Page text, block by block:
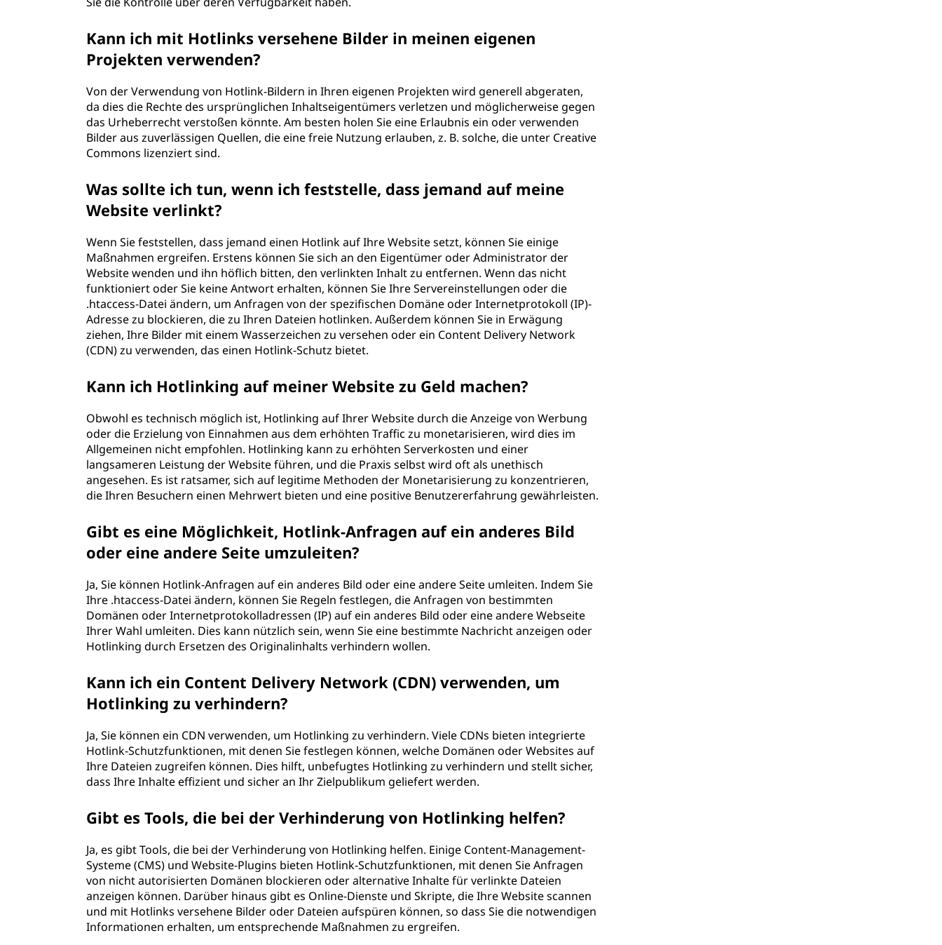
Kann ich mit Hotlinks versehene Bilder in meinen eigenen
Projekten verwenden?
Von der Verwendung von Hotlink-Bildern in Ihren eigenen Projekten wird generell abgeraten,
da dies die Rechte des ursprünglichen Inhaltseigentümers verletzen und möglicherweise gegen
das Urheberrecht verstoßen könnte. Am besten holen Sie eine Erlaubnis ein oder verwenden
Bilder aus zuverlässigen Quellen, die eine freie Nutzung erlauben, z. B. solche, die unter Creative
Commons lizenziert sind.
Was sollte ich tun, wenn ich feststelle, dass jemand auf meine
Website verlinkt?
Wenn Sie feststellen, dass jemand einen Hotlink auf Ihre Website setzt, können Sie einige
Maßnahmen ergreifen. Erstens können Sie sich an den Eigentümer oder Administrator der
Website wenden und ihn höflich bitten, den verlinkten Inhalt zu entfernen. Wenn das nicht
funktioniert oder Sie keine Antwort erhalten, können Sie Ihre Servereinstellungen oder die
.htaccess-Datei ändern, um Anfragen von der spezifischen Domäne oder Internetprotokoll (IP)-
Adresse zu blockieren, die zu Ihren Dateien hotlinken. Außerdem können Sie in Erwägung
ziehen, Ihre Bilder mit einem Wasserzeichen zu versehen oder ein Content Delivery Network
(CDN) zu verwenden, das einen Hotlink-Schutz bietet.
Kann ich Hotlinking auf meiner Website zu Geld machen?
Obwohl es technisch möglich ist, Hotlinking auf Ihrer Website durch die Anzeige von Werbung
oder die Erzielung von Einnahmen aus dem erhöhten Traffic zu monetarisieren, wird dies im
Allgemeinen nicht empfohlen. Hotlinking kann zu erhöhten Serverkosten und einer
langsameren Leistung der Website führen, und die Praxis selbst wird oft als unethisch
angesehen. Es ist ratsamer, sich auf legitime Methoden der Monetarisierung zu konzentrieren,
die Ihren Besuchern einen Mehrwert bieten und eine positive Benutzererfahrung gewährleisten.
Gibt es eine Möglichkeit, Hotlink-Anfragen auf ein anderes Bild
oder eine andere Seite umzuleiten?
Ja, Sie können Hotlink-Anfragen auf ein anderes Bild oder eine andere Seite umleiten. Indem Sie
Ihre .htaccess-Datei ändern, können Sie Regeln festlegen, die Anfragen von bestimmten
Domänen oder Internetprotokolladressen (IP) auf ein anderes Bild oder eine andere Webseite
Ihrer Wahl umleiten. Dies kann nützlich sein, wenn Sie eine bestimmte Nachricht anzeigen oder
Hotlinking durch Ersetzen des Originalinhalts verhindern wollen.
Kann ich ein Content Delivery Network (CDN) verwenden, um
Hotlinking zu verhindern?
Ja, Sie können ein CDN verwenden, um Hotlinking zu verhindern. Viele CDNs bieten integrierte
Hotlink-Schutzfunktionen, mit denen Sie festlegen können, welche Domänen oder Websites auf
Ihre Dateien zugreifen können. Dies hilft, unbefugtes Hotlinking zu verhindern und stellt sicher,
dass Ihre Inhalte effizient und sicher an Ihr Zielpublikum geliefert werden.
Gibt es Tools, die bei der Verhinderung von Hotlinking helfen?
Ja, es gibt Tools, die bei der Verhinderung von Hotlinking helfen. Einige Content-Management-
Systeme (CMS) und Website-Plugins bieten Hotlink-Schutzfunktionen, mit denen Sie Anfragen
von nicht autorisierten Domänen blockieren oder alternative Inhalte für verlinkte Dateien
anzeigen können. Darüber hinaus gibt es Online-Dienste und Skripte, die Ihre Website scannen
und mit Hotlinks versehene Bilder oder Dateien aufspüren können, so dass Sie die notwendigen
Informationen erhalten, um entsprechende Maßnahmen zu ergreifen.